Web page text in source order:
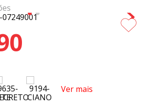
Ver mais